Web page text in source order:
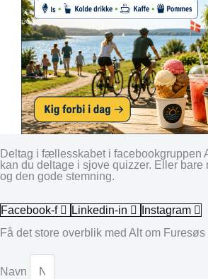
Deltag i fællesskabet i facebookgruppen
kan du deltage i sjove quizzer. Eller
og den gode stemning.
Facebook-f Linkedin-in
Instagram
Få det store overblik med Alt om Furesøs
Navn